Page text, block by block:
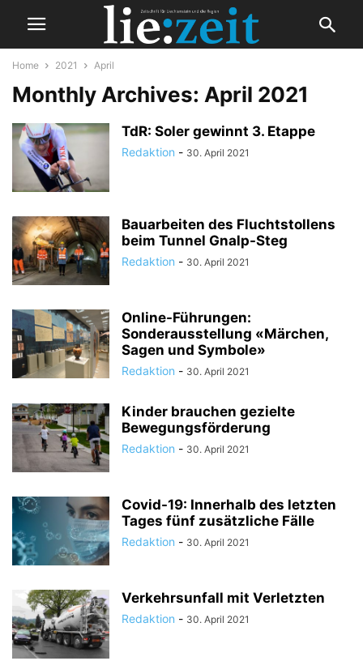
Home 2021 April
Monthly Archives: April 2021
TdR: Soler gewinnt 3. Etappe
Redaktion - 30. April 2021
Bauarbeiten des Fluchtstollens
beim Tunnel Gnalp-Steg
Redaktion - 30. April 2021
Online-Führungen:
Sonderausstellung «Märchen,
Sagen und Symbole»
Redaktion - 30. April 2021
Kinder brauchen gezielte
Bewegungsförderung
Redaktion - 30. April 2021
Covid-19: Innerhalb des letzten
Tages fünf zusätzliche Fälle
Redaktion - 30. April 2021
Verkehrsunfall mit Verletzten
Redaktion - 30. April 2021